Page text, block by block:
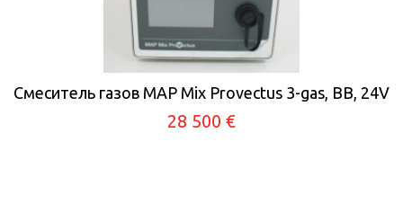
Смеситель газов MAP Mix Provectus 3-gas, BB, 24V
28 500 €